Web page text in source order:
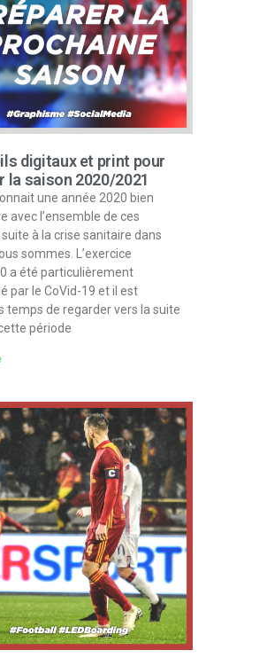
digitaux et print pour
la saison 2020/2021
une année 2020 bien
avec l’ensemble de ces
à la crise sanitaire dans
sommes. L’exercice
a été particulièrement
par le CoVid-19 et il est
temps de regarder vers la suite
période